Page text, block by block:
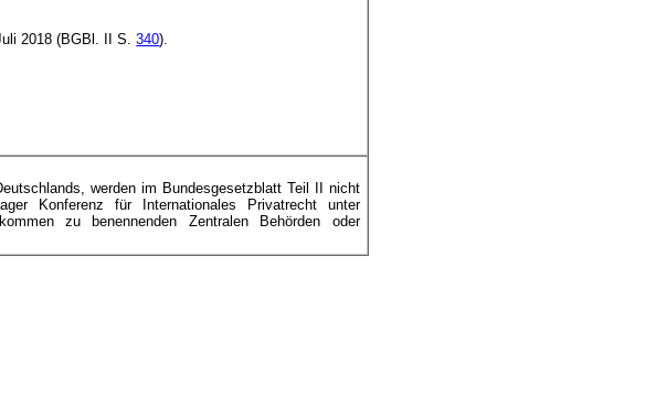
2018 (BGBl. II S.340).
werden im Bundesgesetzblatt Teil II nicht
Konferenz für Internationales Privatrecht unter
zu benennenden Zentralen Behörden oder